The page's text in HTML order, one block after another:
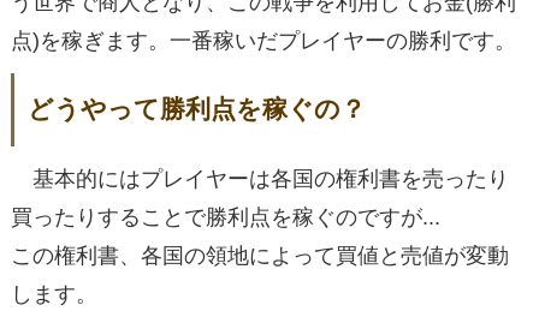
点)を稼ぎます。一番稼いだプレイヤーの勝利です。
どうやって勝利点を稼ぐの？
基本的にはプレイヤーは各国の権利書を売ったり
買ったりすることで勝利点を稼ぐのですが...
この権利書、各国の領地によって買値と売値が変動
します。